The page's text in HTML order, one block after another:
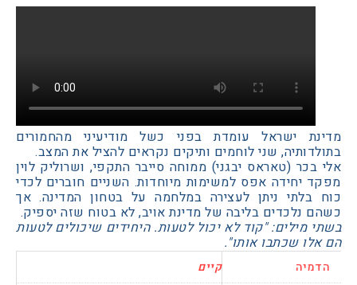
ישראל עומדת בפני כשל מודיעיני מהחמורים
שני לוחמים ותיקים נקראים להציל את המצב.
(טאראס יבגני) ממוחה סייבר התקפי, ושרוליק לוין
יחידה אפס למשימות מיוחדות. השניים חוברים לכדי
ניתן לעצירה במלחמה על בטחון המדינה. אך
נלכדים בליבה של מדינת אויב, לא בטוח שזה יספיק.
מילים: "קוד לא יכול לטעות. היחידים שיכולים לטעות
שכתבו אותו".